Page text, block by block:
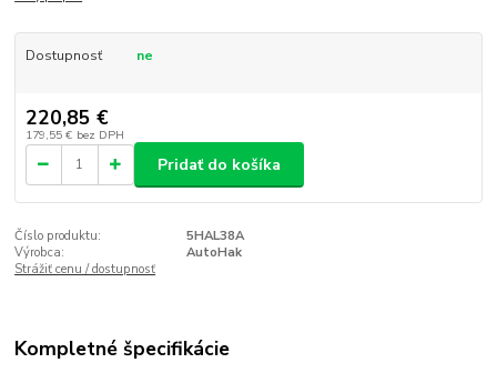
Dostupnosť ne
220,85 €
179,55 € bez DPH
Pridať do košíka
Číslo produktu:
5HAL38A
Výrobca:
AutoHak
Strážiť cenu / dostupnosť
Kompletné špecifikácie